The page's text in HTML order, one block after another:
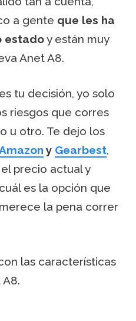
a gente que les ha
estadoy están muy
Anet A8.
tu decisión, yo solo
riesgos que corres
u otro. Te dejo los
y Gearbest,
precio actual y
es la opción que
la pena correr
las características